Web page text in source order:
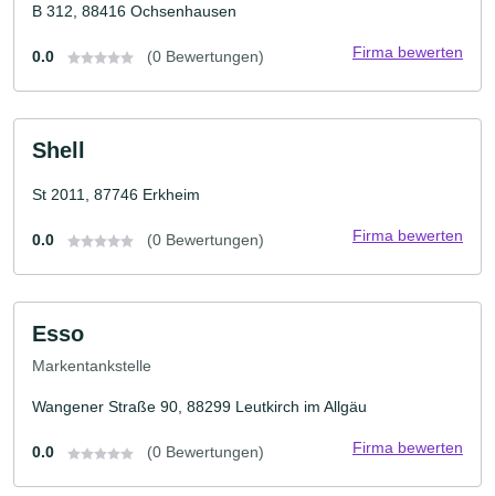
B 312, 88416 Ochsenhausen
0.0 (0 Bewertungen) Firma bewerten
Shell
St 2011, 87746 Erkheim
0.0 (0 Bewertungen) Firma bewerten
Esso
Markentankstelle
Wangener Straße 90, 88299 Leutkirch im Allgäu
0.0 (0 Bewertungen) Firma bewerten